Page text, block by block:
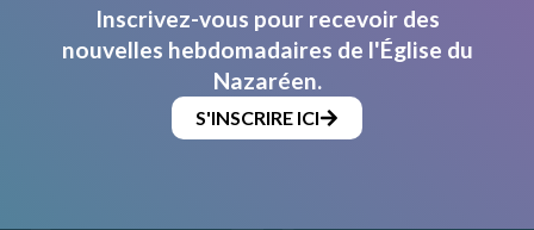
Inscrivez-vous pour recevoir des
nouvelles hebdomadaires de l'Église du
Nazaréen.
S'INSCRIRE ICI